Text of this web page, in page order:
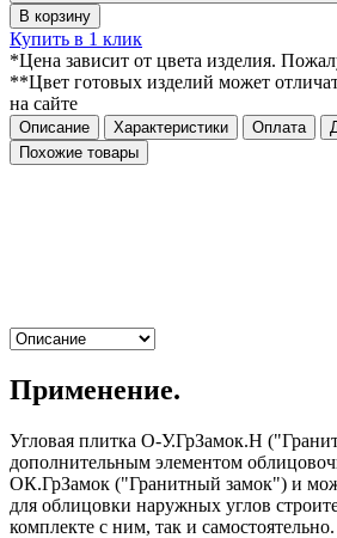
В корзину
Купить в 1 клик
*Цена зависит от цвета изделия.
**Цвет готовых изделий может
на сайте
Описание Характеристики Оплата
Похожие товары
Применение.
Угловая плитка О-У.ГрЗамок.H
дополнительным элементом
ОК.ГрЗамок ("Гранитный замок") и
для облицовки наружных углов
комплекте с ним, так и самостоятельно.